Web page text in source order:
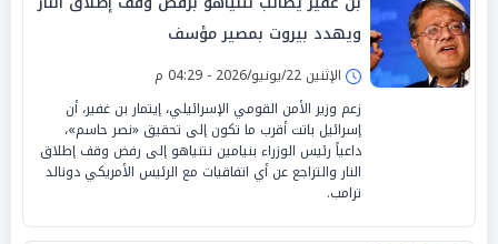
ويهدد بيروت بمصير مؤسف
الإثنين 22/يونيو/2026 - 04:29 م
زعم وزير الأمن القومي الإسرائيلي، إيتمار بن غفير، أن
إسرائيل باتت أقرب ما تكون إلى تحقيق «نصر حاسم»،
داعياً رئيس الوزراء بنيامين نتنياهو إلى رفض وقف إطلاق
النار والتراجع عن أي اتفاقيات مع الرئيس الأمريكي دونالد
ترامب.